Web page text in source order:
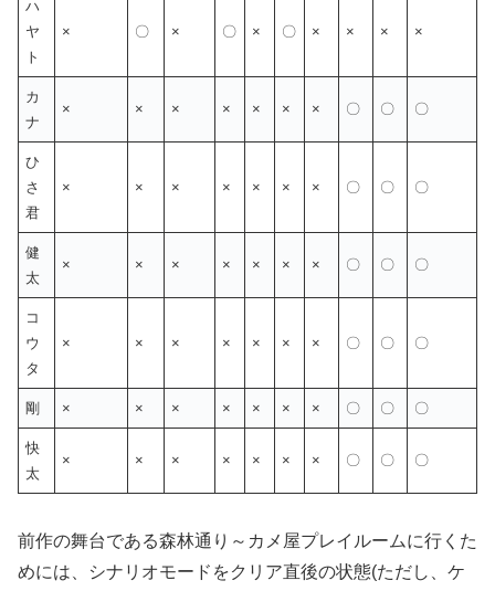
ハ
ヤ
ト
× 〇 × 〇 × 〇 × × × ×
カ
ナ
× × × × × × × 〇 〇 〇
ひ
さ
君
× × × × × × × 〇 〇 〇
健
太
× × × × × × × 〇 〇 〇
コ
ウ
タ
× × × × × × × 〇 〇 〇
剛 × × × × × × × 〇 〇 〇
快
太
× × × × × × × 〇 〇 〇
前作の舞台である森林通り～カメ屋プレイルームに行くた
めには、シナリオモードをクリア直後の状態(ただし、ケ